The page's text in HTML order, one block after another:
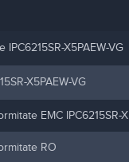
X5PAEW-VG
X5PAEW-VG
EMC IPC6215SR-
RO